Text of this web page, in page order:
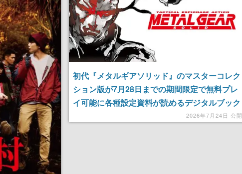
初代『メタルギアソリッド』のマスターコレク
ション版が7月28日までの期間限定で無料プレ
イ可能に各種設定資料が読めるデジタルブック
2026年7月24日 公開